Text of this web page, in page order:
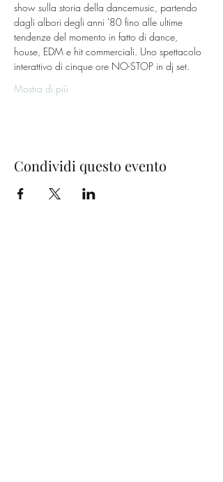
show sulla storia della dancemusic, partendo
dagli albori degli anni '80 fino alle ultime
tendenze del momento in fatto di dance,
house, EDM e hit commerciali. Uno spettacolo
interattivo di cinque ore NO-STOP in dj set.
Mostra di più
Condividi questo evento